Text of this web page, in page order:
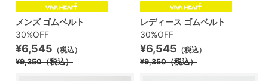
メンズ ゴムベルト
30%OFF
¥6,545 （税込）
¥9,350（税込）
レディース ゴムベルト
30%OFF
¥6,545 （税込）
¥9,350（税込）